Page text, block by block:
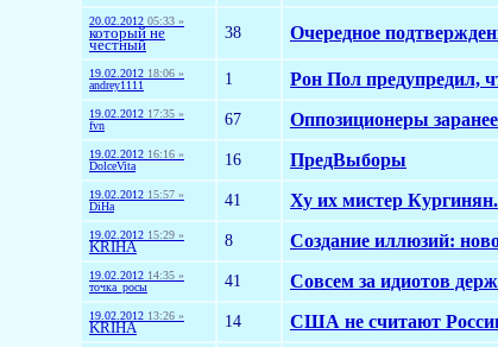
20.02.2012 05:33 »
который не
честный
38 Очередное
19.02.2012 18:06 »
andrey1111
1 Рон Пол предупредил,
19.02.2012 17:35 »
fvn
67 Оппозиционеры
19.02.2012 16:16 »
DolceVita
16 ПредВыборы
19.02.2012 15:57 »
DiHa
41 Ху их мистер Кургинян.
19.02.2012 15:29 »
KRIHA 8 Создание иллюзий:
19.02.2012 14:35 »
точка_росы
41 Совсем за идиотов
19.02.2012 13:26 »
KRIHA 14 США не считают